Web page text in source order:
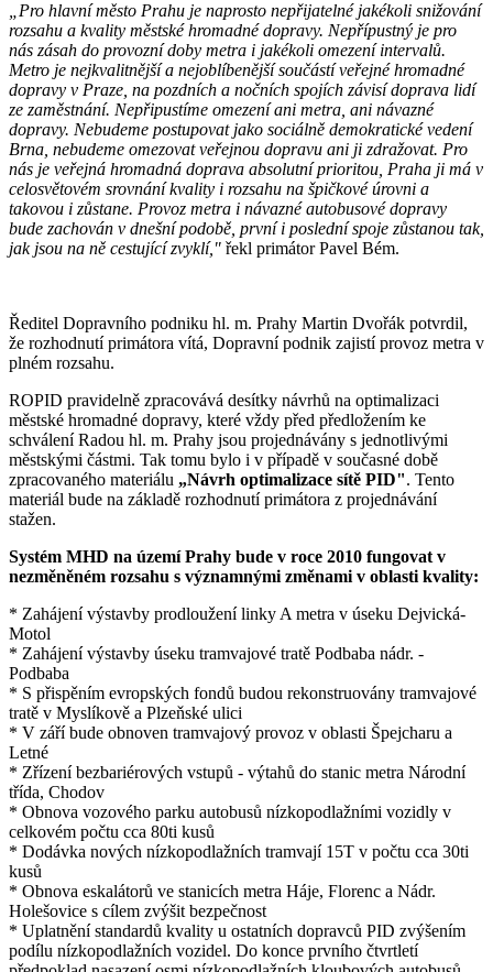
„Pro hlavní město Prahu je naprosto nepřijatelné jakékoli snižování
rozsahu a kvality městské hromadné dopravy. Nepřípustný je pro
nás zásah do provozní doby metra i jakékoli omezení intervalů.
Metro je nejkvalitnější a nejoblíbenější součástí veřejné hromadné
dopravy v Praze, na pozdních a nočních spojích závisí doprava lidí
ze zaměstnání. Nepřipustíme omezení ani metra, ani návazné
dopravy. Nebudeme postupovat jako sociálně demokratické vedení
Brna, nebudeme omezovat veřejnou dopravu ani ji zdražovat. Pro
nás je veřejná hromadná doprava absolutní prioritou, Praha ji má v
celosvětovém srovnání kvality i rozsahu na špičkové úrovni a
takovou i zůstane. Provoz metra i návazné autobusové dopravy
bude zachován v dnešní podobě, první i poslední spoje zůstanou tak,
jak jsou na ně cestující zvyklí," řekl primátor Pavel Bém.
Ředitel Dopravního podniku hl. m. Prahy Martin Dvořák potvrdil,
že rozhodnutí primátora vítá, Dopravní podnik zajistí provoz metra v
plném rozsahu.
ROPID pravidelně zpracovává desítky návrhů na optimalizaci
městské hromadné dopravy, které vždy před předložením ke
schválení Radou hl. m. Prahy jsou projednávány s jednotlivými
městskými částmi. Tak tomu bylo i v případě v současné době
zpracovaného materiálu „Návrh optimalizace sítě PID". Tento
materiál bude na základě rozhodnutí primátora z projednávání
stažen.
Systém MHD na území Prahy bude v roce 2010 fungovat v
nezměněném rozsahu s významnými změnami v oblasti kvality:
* Zahájení výstavby prodloužení linky A metra v úseku Dejvická-
Motol
* Zahájení výstavby úseku tramvajové tratě Podbaba nádr. -
Podbaba
* S přispěním evropských fondů budou rekonstruovány tramvajové
tratě v Myslíkově a Plzeňské ulici
* V září bude obnoven tramvajový provoz v oblasti Špejcharu a
Letné
* Zřízení bezbariérových vstupů - výtahů do stanic metra Národní
třída, Chodov
* Obnova vozového parku autobusů nízkopodlažními vozidly v
celkovém počtu cca 80ti kusů
* Dodávka nových nízkopodlažních tramvají 15T v počtu cca 30ti
kusů
* Obnova eskalátorů ve stanicích metra Háje, Florenc a Nádr.
Holešovice s cílem zvýšit bezpečnost
* Uplatnění standardů kvality u ostatních dopravců PID zvýšením
podílu nízkopodlažních vozidel. Do konce prvního čtvrtletí